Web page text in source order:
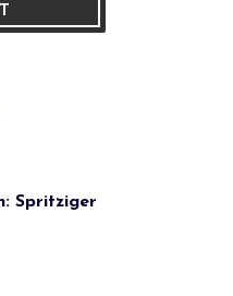
Spritziger